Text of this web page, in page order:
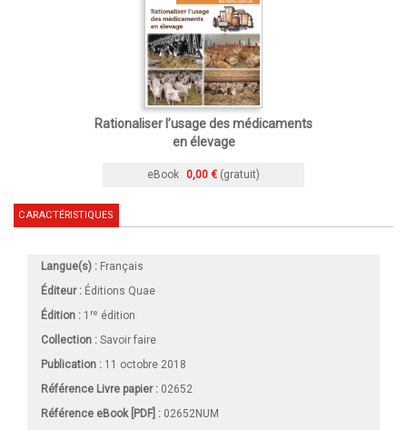
Rationaliser l’usage des médicaments
en élevage
eBook 0,00 € (gratuit)
CARACTÉRISTIQUES
Langue(s) : Français
Éditeur : Éditions Quae
Édition : 1 re édition
Collection : Savoir faire
Publication : 11 octobre 2018
Référence Livre papier : 02652
Référence eBook [PDF] : 02652NUM